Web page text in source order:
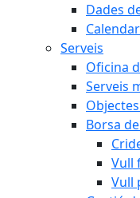
Dades
Serveis
Oficina
Serveis
Borsa
Vull
Vull